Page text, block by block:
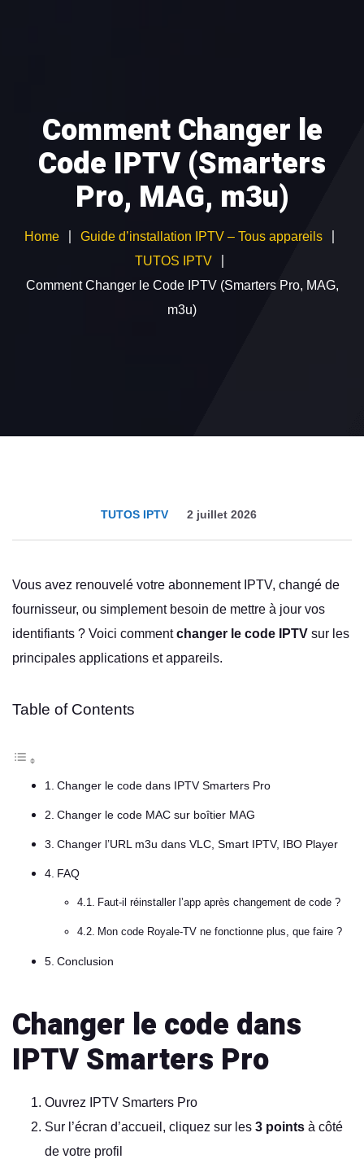
GUIDE D’INSTALLATION
Devenir Revendeur IPTV
Comment Changer le
Code IPTV (Smarters
Pro, MAG, m3u)
Home
Guide d’installation IPTV – Tous appareils
TUTOS IPTV
Comment Changer le Code IPTV (Smarters Pro, MAG,
m3u)
TUTOS IPTV 2 juillet 2026
Vous avez renouvelé votre abonnement IPTV, changé de
fournisseur, ou simplement besoin de mettre à jour vos
identifiants ? Voici commentchanger le code IPTV sur les
principales applications et appareils.
Table of Contents
Changer le code dans IPTV Smarters Pro
Changer le code MAC sur boîtier MAG
Changer l’URL m3u dans VLC, Smart IPTV, IBO Player
FAQ
Faut-il réinstaller l’app après changement de code ?
Mon code Royale-TV ne fonctionne plus, que faire ?
Conclusion
Changer le code dans
IPTV Smarters Pro
Ouvrez IPTV Smarters Pro
Sur l’écran d’accueil, cliquez sur les 3 points à côté
de votre profil